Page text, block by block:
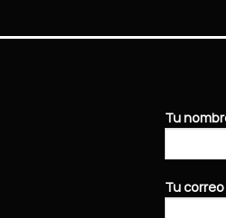
Tu
Tu